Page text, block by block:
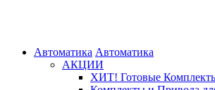
Автоматика Автоматика
АКЦИИ
ХИТ! Готовые